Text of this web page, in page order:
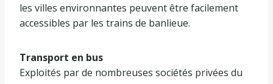
les villes environnantes peuvent être facilement
accessibles par les trains de banlieue.
Transport en bus
Exploités par de nombreuses sociétés privées du